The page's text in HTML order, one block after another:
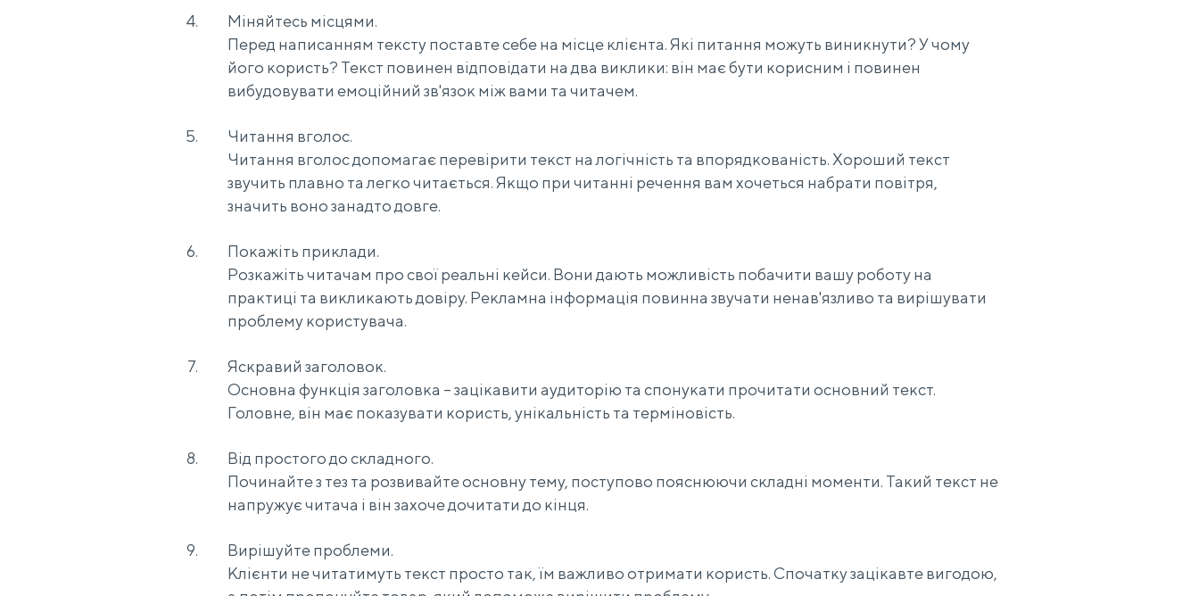
Міняйтесь місцями.
Перед написанням тексту поставте себе на місце клієнта. Які питання можуть виникнути? У чому
його користь? Текст повинен відповідати на два виклики: він має бути корисним і повинен
вибудовувати емоційний зв'язок між вами та читачем.
Читання вголос.
Читання вголос допомагає перевірити текст на логічність та впорядкованість. Хороший текст
звучить плавно та легко читається. Якщо при читанні речення вам хочеться набрати повітря,
значить воно занадто довге.
Покажіть приклади.
Розкажіть читачам про свої реальні кейси. Вони дають можливість побачити вашу роботу на
практиці та викликають довіру. Рекламна інформація повинна звучати ненав'язливо та вирішувати
проблему користувача.
Яскравий заголовок.
Основна функція заголовка – зацікавити аудиторію та спонукати прочитати основний текст.
Головне, він має показувати користь, унікальність та терміновість.
Від простого до складного.
Починайте з тез та розвивайте основну тему, поступово пояснюючи складні моменти. Такий текст не
напружує читача і він захоче дочитати до кінця.
Вирішуйте проблеми.
Клієнти не читатимуть текст просто так, їм важливо отримати користь. Спочатку зацікавте вигодою,